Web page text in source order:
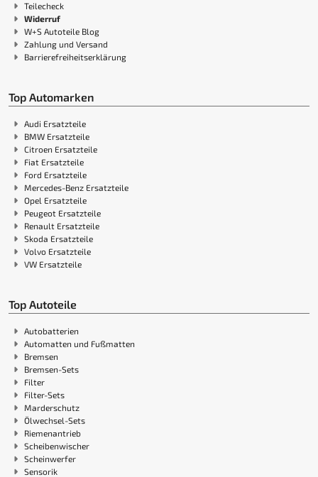
Teilecheck
Widerruf
W+S Autoteile Blog
Zahlung und Versand
Barrierefreiheitserklärung
Top Automarken
Audi Ersatzteile
BMW Ersatzteile
Citroen Ersatzteile
Fiat Ersatzteile
Ford Ersatzteile
Mercedes-Benz Ersatzteile
Opel Ersatzteile
Peugeot Ersatzteile
Renault Ersatzteile
Skoda Ersatzteile
Volvo Ersatzteile
VW Ersatzteile
Top Autoteile
Autobatterien
Automatten und Fußmatten
Bremsen
Bremsen-Sets
Filter
Filter-Sets
Marderschutz
Ölwechsel-Sets
Riemenantrieb
Scheibenwischer
Scheinwerfer
Sensorik